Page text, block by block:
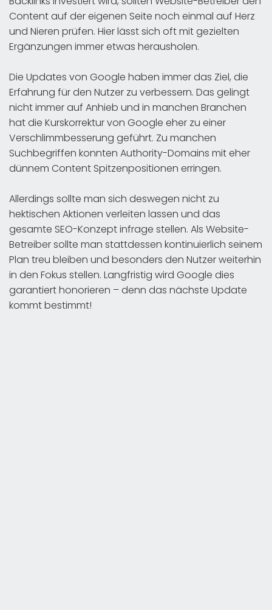
Content auf der eigenen Seite noch einmal auf Herz
und Nieren prüfen. Hier lässt sich oft mit gezielten
Ergänzungen immer etwas herausholen.
Die Updates von Google haben immer das Ziel, die
Erfahrung für den Nutzer zu verbessern. Das gelingt
nicht immer auf Anhieb und in manchen Branchen
hat die Kurskorrektur von Google eher zu einer
Verschlimmbesserung geführt. Zu manchen
Suchbegriffen konnten Authority-Domains mit eher
dünnem Content Spitzenpositionen erringen.
Allerdings sollte man sich deswegen nicht zu
hektischen Aktionen verleiten lassen und das
gesamte SEO-Konzept infrage stellen. Als Website-
Betreiber sollte man stattdessen kontinuierlich seinem
Plan treu bleiben und besonders den Nutzer weiterhin
in den Fokus stellen. Langfristig wird Google dies
garantiert honorieren – denn das nächste Update
kommt bestimmt!